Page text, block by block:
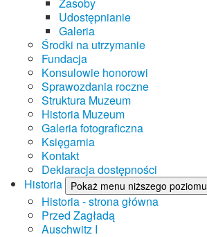
Udostępnianie
Galeria
Środki na utrzymanie
Fundacja
Konsulowie honorowi
Sprawozdania roczne
Struktura Muzeum
Historia Muzeum
Galeria fotograficzna
Księgarnia
Kontakt
Deklaracja dostępności
Historia
Pokaż menu niższego
Historia - strona główna
Przed Zagładą
Auschwitz I